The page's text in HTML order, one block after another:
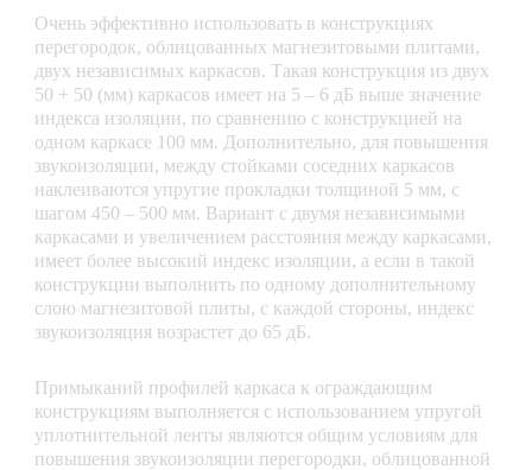
Очень эффективно использовать в конструкциях
перегородок, облицованных магнезитовыми плитами,
двух независимых каркасов. Такая конструкция из двух
50 + 50 (мм) каркасов имеет на 5 – 6 дБ выше значение
индекса изоляции, по сравнению с конструкцией на
одном каркасе 100 мм. Дополнительно, для повышения
звукоизоляции, между стойками соседних каркасов
наклеиваются упругие прокладки толщиной 5 мм, с
шагом 450 – 500 мм. Вариант с двумя независимыми
каркасами и увеличением расстояния между каркасами,
имеет более высокий индекс изоляции, а если в такой
конструкции выполнить по одному дополнительному
слою магнезитовой плиты, с каждой стороны, индекс
звукоизоляция возрастет до 65 дБ.
Примыканий профилей каркаса к ограждающим
конструкциям выполняется с использованием упругой
уплотнительной ленты являются общим условиям для
повышения звукоизоляции перегородки, облицованной